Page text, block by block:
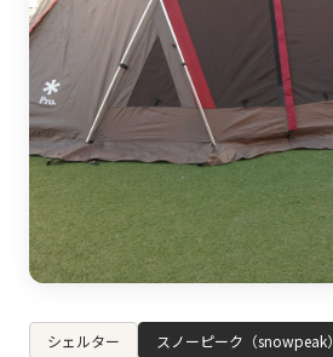
シェルター スノーピーク（snowpeak）